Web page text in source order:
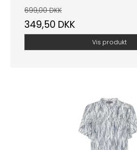
699,00 DKK
349,50 DKK
Vis produkt